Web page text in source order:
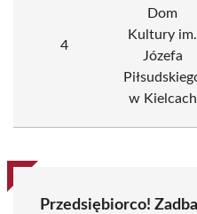
4
Dom
Kultury im.
Józefa
w Kielcach
Przedsiębiorco!